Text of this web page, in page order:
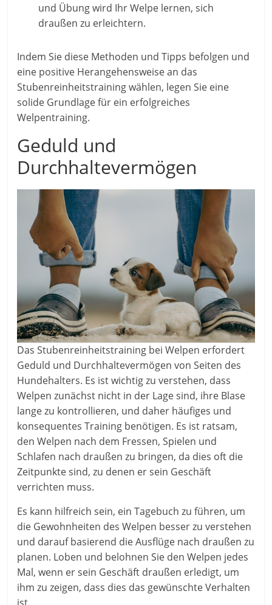
und Übung wird Ihr Welpe lernen, sich
draußen zu erleichtern.
Indem Sie diese Methoden und Tipps befolgen und
eine positive Herangehensweise an das
Stubenreinheitstraining wählen, legen Sie eine
solide Grundlage für ein erfolgreiches
Welpentraining.
Geduld und
Durchhaltevermögen
Das Stubenreinheitstraining bei Welpen erfordert
Geduld und Durchhaltevermögen von Seiten des
Hundehalters. Es ist wichtig zu verstehen, dass
Welpen zunächst nicht in der Lage sind, ihre Blase
lange zu kontrollieren, und daher häufiges und
konsequentes Training benötigen. Es ist ratsam,
den Welpen nach dem Fressen, Spielen und
Schlafen nach draußen zu bringen, da dies oft die
Zeitpunkte sind, zu denen er sein Geschäft
verrichten muss.
Es kann hilfreich sein, ein Tagebuch zu führen, um
die Gewohnheiten des Welpen besser zu verstehen
und darauf basierend die Ausflüge nach draußen zu
planen. Loben und belohnen Sie den Welpen jedes
Mal, wenn er sein Geschäft draußen erledigt, um
ihm zu zeigen, dass dies das gewünschte Verhalten